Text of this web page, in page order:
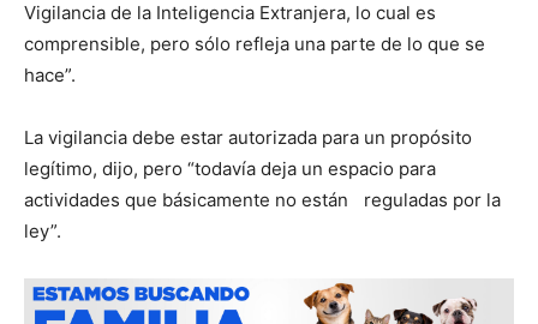
Vigilancia de la Inteligencia Extranjera, lo cual es
comprensible, pero sólo refleja una parte de lo que se
hace”.
La vigilancia debe estar autorizada para un propósito
legítimo, dijo, pero “todavía deja un espacio para
actividades que básicamente no están reguladas por la
ley”.